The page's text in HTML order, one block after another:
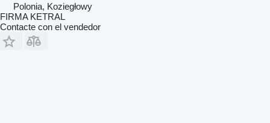
Polonia, Koziegłowy
FIRMA KETRAL
Contacte con el vendedor